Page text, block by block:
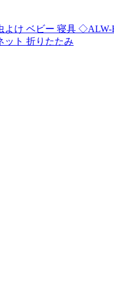
よけ ベビー 寝具
ット 折りたたみ